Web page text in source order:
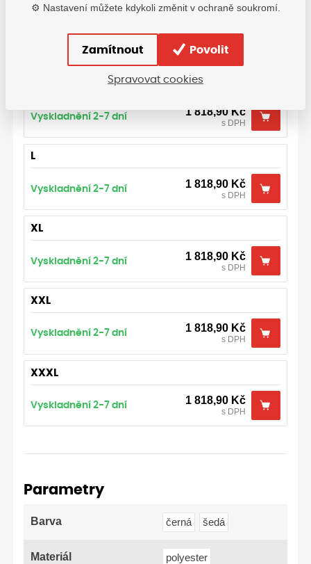
M
Vyskladnění 2-7 dní Kč
s DPH
Vyskladnění 2-7 dní 1 818,90Kč
s DPH
L
Vyskladnění 2-7 dní 1 818,90 Kč
s DPH
XL
Vyskladnění 2-7 dní 1 818,90 Kč
s DPH
XXL
Vyskladnění 2-7 dní 1 818,90 Kč
s DPH
XXXL
Vyskladnění 2-7 dní 1 818,90 Kč
s DPH
Parametry
Barva černá šedá
Materiál polyester
⚙️ Nastavení můžete kdykoli změnit v ochraně soukromí.
Zamítnout Povolit
Spravovat cookies